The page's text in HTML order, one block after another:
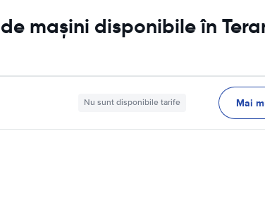
mașini disponibile în
Nu sunt disponibile tarife Mai